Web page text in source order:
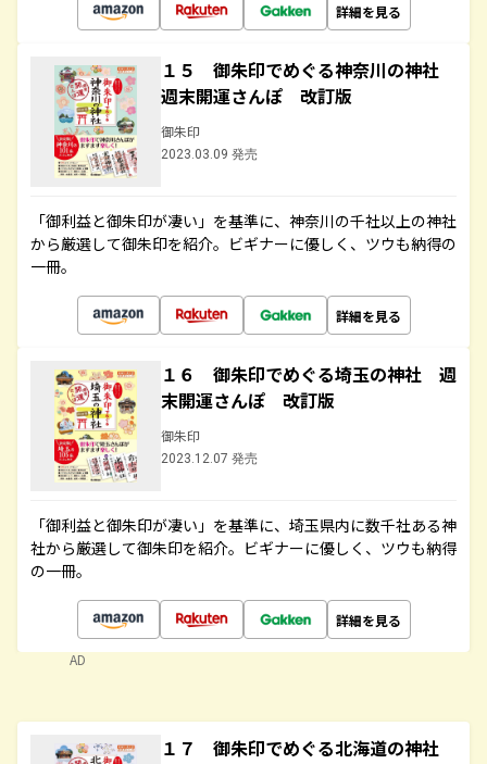
詳細を見る
１５ 御朱印でめぐる神奈川の神社
週末開運さんぽ 改訂版
御朱印
2023.03.09 発売
「御利益と御朱印が凄い」を基準に、神奈川の千社以上の神社
から厳選して御朱印を紹介。ビギナーに優しく、ツウも納得の
一冊。
詳細を見る
１６ 御朱印でめぐる埼玉の神社 週
末開運さんぽ 改訂版
御朱印
2023.12.07 発売
「御利益と御朱印が凄い」を基準に、埼玉県内に数千社ある神
社から厳選して御朱印を紹介。ビギナーに優しく、ツウも納得
の一冊。
詳細を見る
AD
１７ 御朱印でめぐる北海道の神社